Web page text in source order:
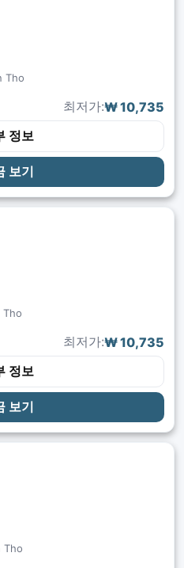
Tho
최저가:₩ 10,735
정보
보기
Tho
최저가:₩ 10,735
정보
보기
Tho